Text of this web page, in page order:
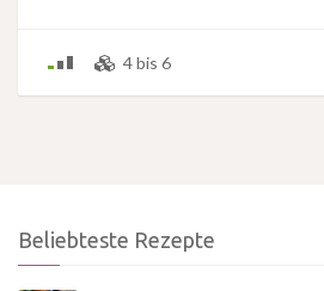
4 bis 6
Beliebteste Rezepte